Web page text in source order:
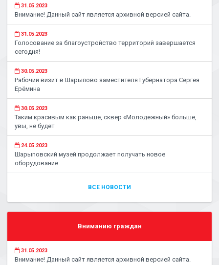
31.05.2023
Внимание! Данный сайт является архивной версией сайта.
31.05.2023
Голосование за благоустройство территорий завершается
сегодня!
30.05.2023
Рабочий визит в Шарыпово заместителя Губернатора Сергея
Ерёмина
30.05.2023
Таким красивым как раньше, сквер «Молодежный» больше,
увы, не будет
24.05.2023
Шарыповский музей продолжает получать новое
оборудование
ВСЕ НОВОСТИ
Вниманию граждан
31.05.2023
Внимание! Данный сайт является архивной версией сайта.